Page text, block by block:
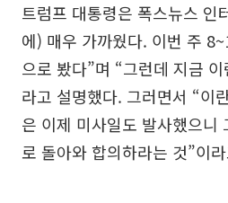
트럼프 대통령은 폭스뉴스 인
에) 매우 가까웠다. 이번 주
으로 봤다”며 “그런데 지금
라고 설명했다. 그러면서 “이
은 이제 미사일도 발사했으니
로 돌아와 합의하라는 것”이